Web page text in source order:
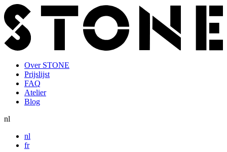
Overslaan
en
naar
de
inhoud
Top
navigation
Over STONE
Prijslijst
FAQ
Atelier
Blog
nl
nl
fr